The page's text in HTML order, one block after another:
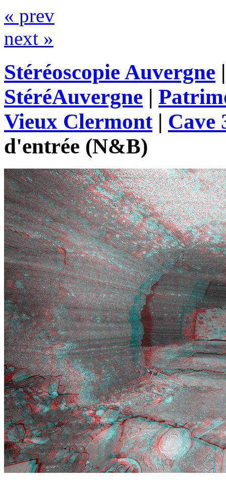
« prev
next »
Stéréoscopie Auvergne
StéréAuvergne |
Vieux Clermont| Cave
d'entrée (N&B)